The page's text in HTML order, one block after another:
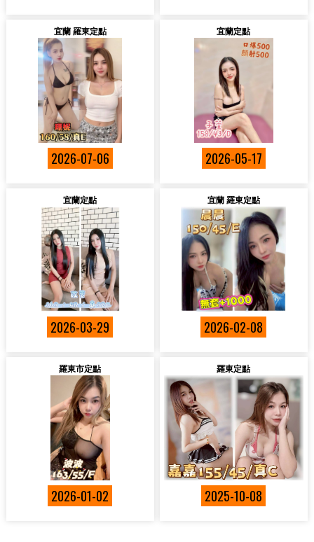
宜蘭 羅東定點
2026-07-06
宜蘭定點
2026-05-17
宜蘭定點
2026-03-29
宜蘭 羅東定點
2026-02-08
羅東市定點
2026-01-02
羅東定點
2025-10-08